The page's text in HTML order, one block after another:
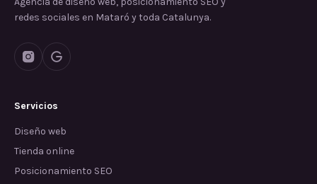
redes sociales en Mataró y toda Catalunya.
Servicios
Diseño web
Tienda online
Posicionamiento SEO